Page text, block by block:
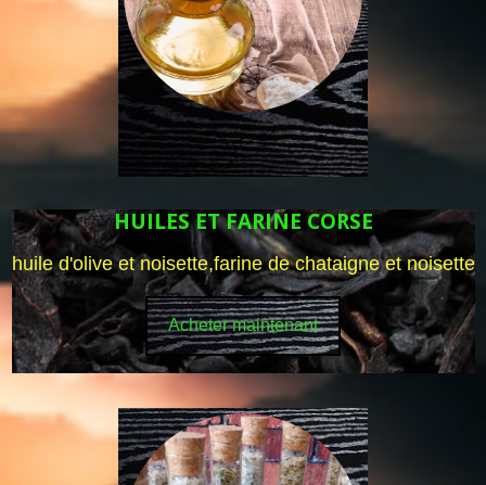
HUILES ET FARINE CORSE
huile d'olive et noisette,farine de chataigne et noisette
Acheter maintenant